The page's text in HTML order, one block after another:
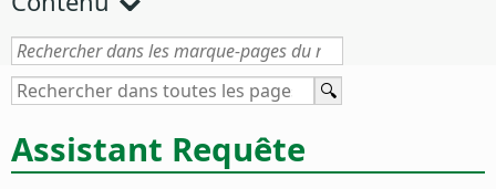
Assistant Requête